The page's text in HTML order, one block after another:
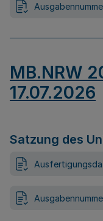
MB.NRW
17.07.2026
Satzung des